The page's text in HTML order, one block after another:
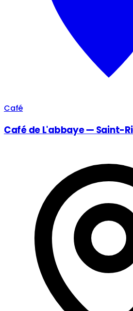
Café
Café de L'abbaye — Saint-